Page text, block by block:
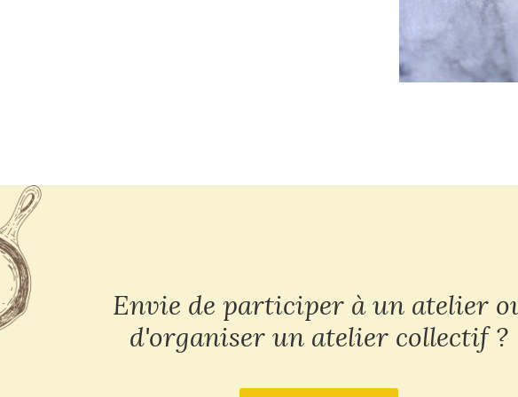
Envie de participer à un atelier
d'organiser un atelier collectif ?